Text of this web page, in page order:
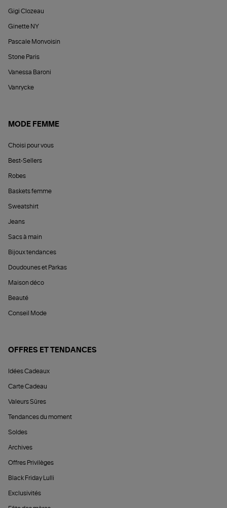
Gigi Clozeau
Ginette NY
Pascale Monvoisin
Stone Paris
Vanessa Baroni
Vanrycke
MODE FEMME
Choisi pour vous
Best-Sellers
Robes
Baskets femme
Sweatshirt
Jeans
Sacs à main
Bijoux tendances
Doudounes et Parkas
Maison déco
Beauté
Conseil Mode
OFFRES ET TENDANCES
Idées Cadeaux
Carte Cadeau
Valeurs Sûres
Tendances du moment
Soldes
Archives
Offres Privilèges
Black Friday Lulli
Exclusivités